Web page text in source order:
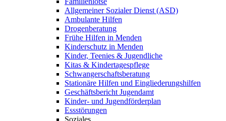
Allgemeiner Sozialer Dienst (ASD)
Ambulante Hilfen
Drogenberatung
Frühe Hilfen in Menden
Kinderschutz in Menden
Kinder, Teenies & Jugendliche
Kitas & Kindertagespflege
Schwangerschaftsberatung
Stationäre Hilfen und Eingliederungshilfen
Geschäftsbericht Jugendamt
Kinder- und Jugendförderplan
Essstörungen
Soziales